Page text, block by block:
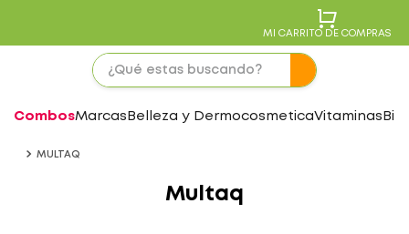
MI CARRITO DE COMPRAS
CombosMarcas Belleza y DermocosmeticaVitaminas
MULTAQ
Multaq